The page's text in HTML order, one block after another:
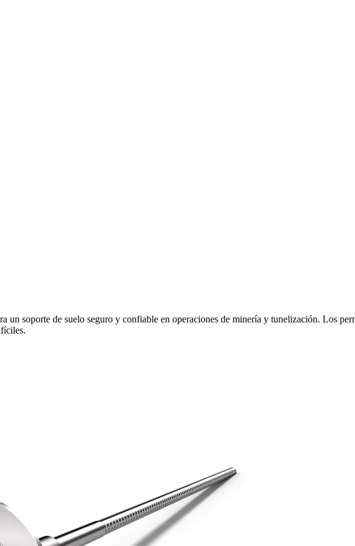
un soporte de suelo seguro y confiable en operaciones de minería y tunelización. Los